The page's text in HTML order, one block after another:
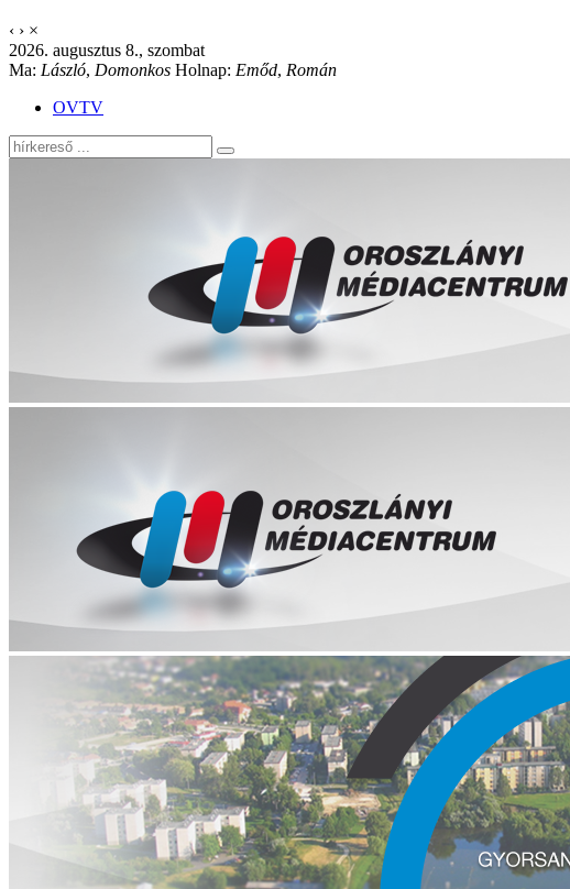
‹ › ×
2026. augusztus 8., szombat
Ma: László, Domonkos Holnap: Emőd, Román
OVTV